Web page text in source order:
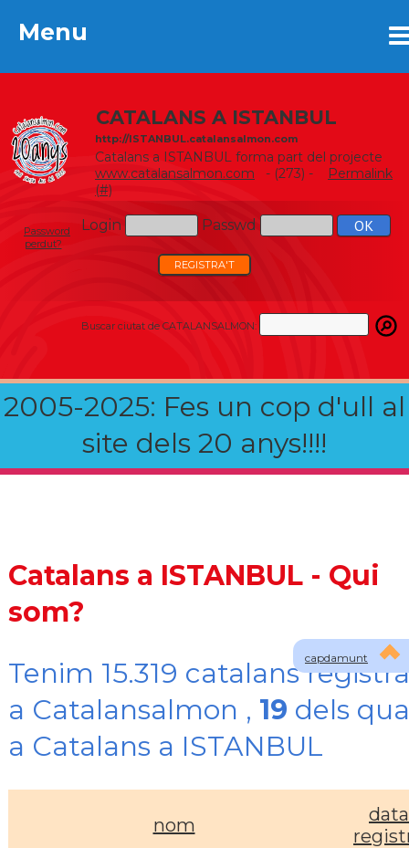
Menu
CATALANS A ISTANBUL
http://ISTANBUL.catalansalmon.com
Catalans a ISTANBUL forma part del projecte
www.catalansalmon.com - (273) -
Permalink
(#)
Login Passwd
Password
perdut?
REGISTRA'T
Buscar ciutat de CATALANSALMON:
2005-2025: Fes un cop d'ull al
site dels 20 anys!!!!
Menu
capdamunt
Catalans a ISTANBUL - Qui
som?
Tenim 15.319 catalans
a Catalansalmon , 19 dels
a Catalans a ISTANBUL
nom
data